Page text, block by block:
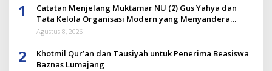
1
Catatan Menjelang Muktamar NU (2) Gus Yahya dan
Tata Kelola Organisasi Modern yang Menyandera
Dirinya
Agustus 8, 2026
2
Khotmil Qur’an dan Tausiyah untuk Penerima Beasiswa
Baznas Lumajang